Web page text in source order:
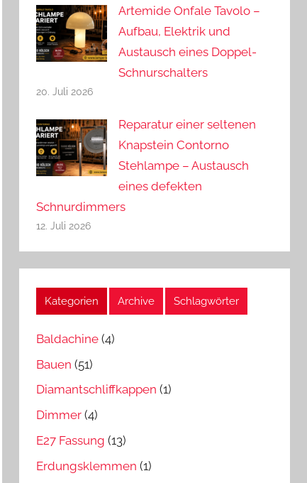
Artemide Onfale Tavolo –
Aufbau, Elektrik und
Austausch eines Doppel-
Schnurschalters
20. Juli 2026
Reparatur einer seltenen
Knapstein Contorno
Stehlampe – Austausch
eines defekten
Schnurdimmers
12. Juli 2026
Kategorien Archive Schlagwörter
Baldachine (4)
Bauen (51)
Diamantschliffkappen (1)
Dimmer (4)
E27 Fassung (13)
Erdungsklemmen (1)